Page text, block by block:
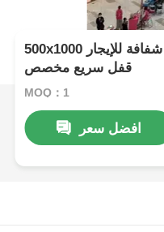
500x1000 ميكرو ليد لوحات شاشة عرض شفافة للإيجار
قفل سريع مخصص
MOQ：1
افضل سعر